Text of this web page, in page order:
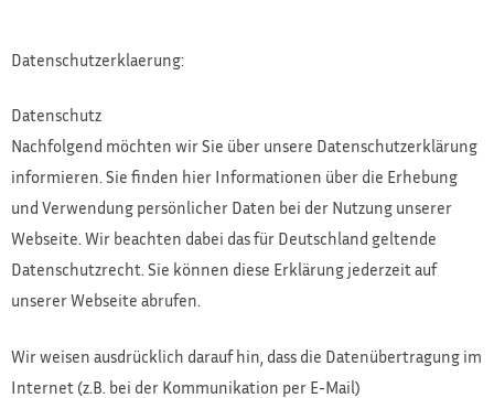
Datenschutzerklaerung:
Datenschutz
Nachfolgend möchten wir Sie über unsere Datenschutzerklärung
informieren. Sie finden hier Informationen über die Erhebung
und Verwendung persönlicher Daten bei der Nutzung unserer
Webseite. Wir beachten dabei das für Deutschland geltende
Datenschutzrecht. Sie können diese Erklärung jederzeit auf
unserer Webseite abrufen.
Wir weisen ausdrücklich darauf hin, dass die Datenübertragung im
Internet (z.B. bei der Kommunikation per E-Mail)